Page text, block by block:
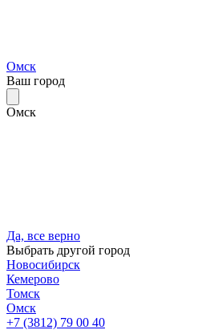
Омск
Ваш город
Омск
Да, все верно
Выбрать другой город
Новосибирск
Кемерово
Томск
Омск
+7 (3812) 79 00 40